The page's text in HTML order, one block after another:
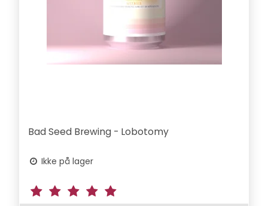
Bad Seed Brewing - Lobotomy
Ikke på lager